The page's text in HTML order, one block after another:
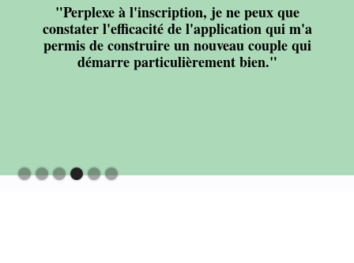
"Perplexe à l'inscription, je ne peux que
constater l'efficacité de l'application qui m'a
permis de construire un nouveau couple qui
démarre particulièrement bien."
Slide 4 of 6.